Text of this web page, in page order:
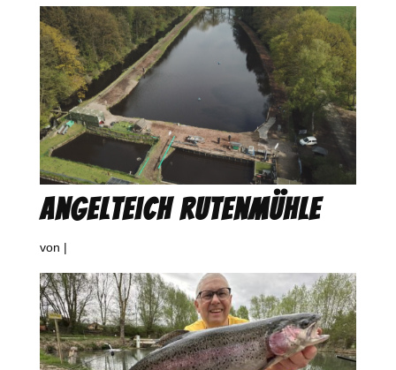
Angelteich Rutenmühle
von |